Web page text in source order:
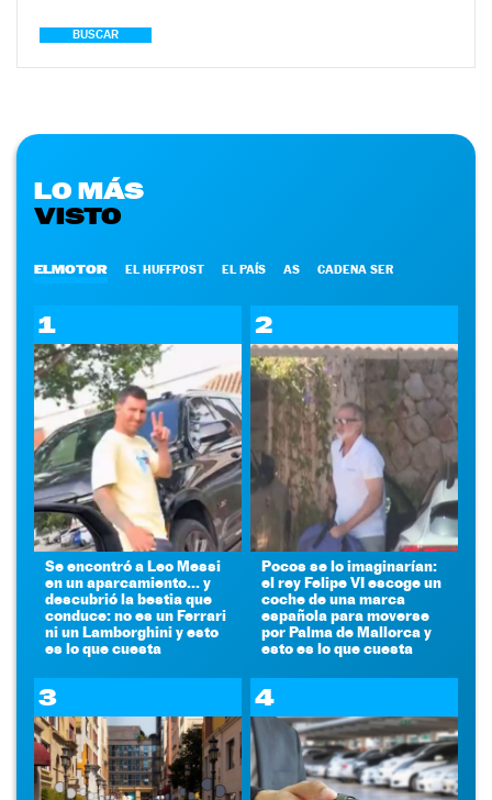
BUSCAR
LO MÁS
VISTO
ELMOTOR EL HUFFPOST EL PAÍS AS CADENA SER
1
Se encontró a Leo Messi
en un aparcamiento... y
descubrió la bestia que
conduce: no es un Ferrari
ni un Lamborghini y esto
es lo que cuesta
2
Pocos se lo imaginarían:
el rey Felipe VI escoge un
coche de una marca
española para moverse
por Palma de Mallorca y
esto es lo que cuesta
3 4